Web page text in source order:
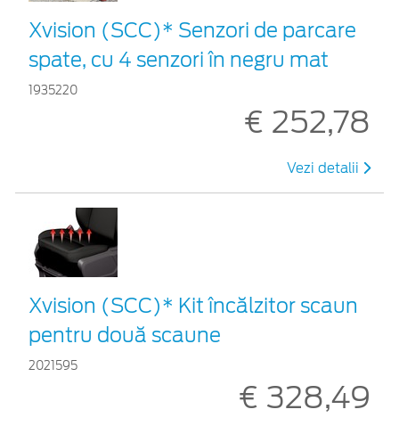
Xvision (SCC)* Senzori de parcare
spate, cu 4 senzori în negru mat
1935220
€ 252,78
Vezi detalii
Xvision (SCC)* Kit încălzitor scaun
pentru două scaune
2021595
€ 328,49